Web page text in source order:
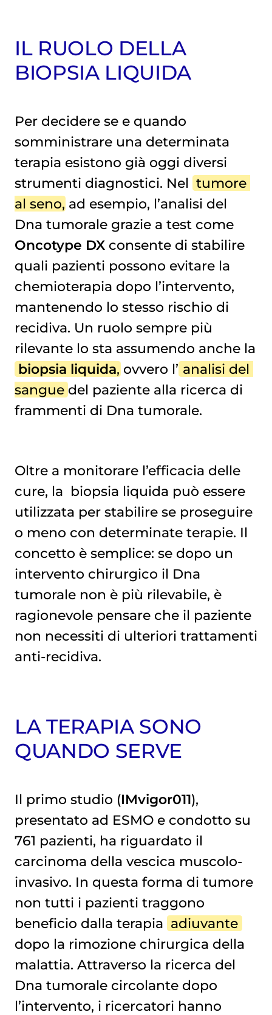
IL RUOLO DELLA
BIOPSIA LIQUIDA
Per decidere se e quando
somministrare una determinata
terapia esistono già oggi diversi
strumenti diagnostici. Nel tumore
al seno, ad esempio, l’analisi del
Dna tumorale grazie a test come
Oncotype DXconsente di stabilire
quali pazienti possono evitare la
chemioterapia dopo l’intervento,
mantenendo lo stesso rischio di
recidiva. Un ruolo sempre più
rilevante lo sta assumendo anche la
biopsia liquida, ovvero l’ analisi del
sanguedel paziente alla ricerca di
frammenti di Dna tumorale.
Oltre a monitorare l’efficacia delle
cure, la biopsia liquida può essere
utilizzata per stabilire se proseguire
o meno con determinate terapie. Il
concetto è semplice: se dopo un
intervento chirurgico il Dna
tumorale non è più rilevabile, è
ragionevole pensare che il paziente
non necessiti di ulteriori trattamenti
anti-recidiva.
LA TERAPIA SONO
QUANDO SERVE
Il primo studio (IMvigor011),
presentato ad ESMO e condotto su
761 pazienti, ha riguardato il
carcinoma della vescica muscolo-
invasivo. In questa forma di tumore
non tutti i pazienti traggono
beneficio dalla terapia adiuvante
dopo la rimozione chirurgica della
malattia. Attraverso la ricerca del
Dna tumorale circolante dopo
l’intervento, i ricercatori hanno